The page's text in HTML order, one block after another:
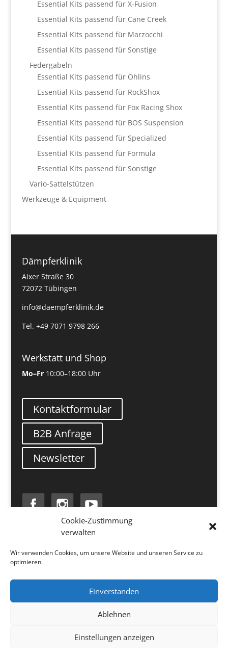
Cookie-Zustimmung
verwalten
Wir verwenden Cookies, um unsere Website und unseren Service zu
optimieren.
Einverstanden
Ablehnen
Einstellungen anzeigen
Essential Kits passend für X-Fusion
Essential Kits passend für Cane Creek
Essential Kits passend für Marzocchi
Essential Kits passend für Sonstige
Federgabeln
Essential Kits passend für Öhlins
Essential Kits passend für RockShox
Essential Kits passend für Fox Racing Shox
Essential Kits passend für BOS Suspension
Essential Kits passend für Specialized
Essential Kits passend für Formula
Essential Kits passend für Sonstige
Vario-Sattelstützen
Werkzeuge & Equipment
Dämpferklinik
Aixer Straße 30
72072 Tübingen
info@daempferklinik.de
Tel. +49 7071 9798 266
Werkstatt und Shop
Mo–Fr10:00–18:00 Uhr
Kontaktformular
B2B Anfrage
Newsletter
AGB
Lieferung